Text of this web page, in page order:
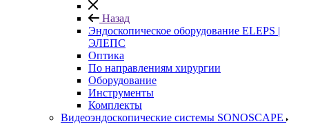
Назад
Эндоскопическое оборудование ELEPS |
ЭЛЕПС
Оптика
По направлениям хирургии
Оборудование
Инструменты
Комплекты
Видеоэндоскопические системы SONOSCAPE